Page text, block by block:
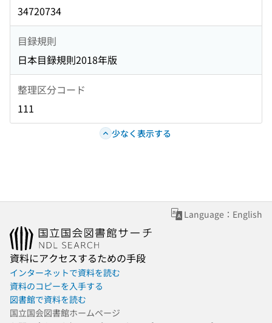
34720734
目録規則
日本目録規則2018年版
整理区分コード
111
少なく表示する
Language：English
資料にアクセスするための手段
インターネットで資料を読む
資料のコピーを入手する
図書館で資料を読む
国立国会図書館ホームページ